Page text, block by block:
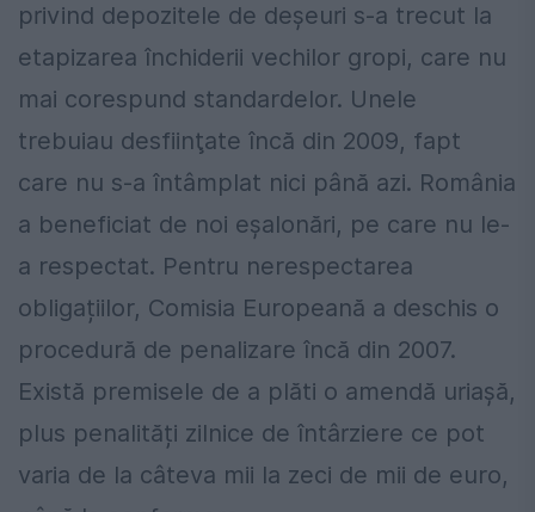
privind depozitele de deșeuri s-a trecut la
etapizarea închiderii vechilor gropi, care nu
mai corespund standardelor. Unele
trebuiau desfiinţate încă din 2009, fapt
care nu s-a întâmplat nici până azi. România
a beneficiat de noi eșalonări, pe care nu le-
a respectat. Pentru nerespectarea
obligațiilor, Comisia Europeană a deschis o
procedură de penalizare încă din 2007.
Există premisele de a plăti o amendă uriaşă,
plus penalități zilnice de întârziere ce pot
varia de la câteva mii la zeci de mii de euro,